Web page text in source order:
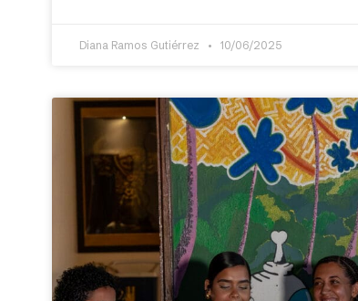
Diana Ramos Gutiérrez 10/06/2025